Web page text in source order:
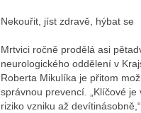
Nekouřit, jíst zdravě, hýbat se
Mrtvici ročně prodělá asi
neurologického oddělení v
Roberta Mikulíka je přitom
správnou prevencí. „Klíčové
riziko vzniku až